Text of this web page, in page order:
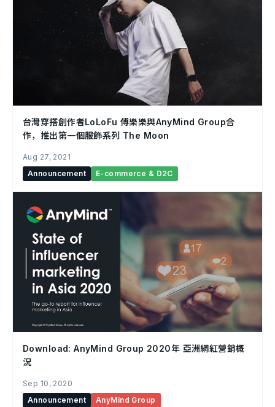
台灣穿搭創作者LoLoFu 傅樂樂與AnyMind Group合
作，推出第一個服飾系列 The Moon
Aug 27, 2021
Announcement
E-commerce & D2C
Download: AnyMind Group 2020年 亞洲網紅營銷概
況
Sep 10, 2020
Announcement
AnyMind Group